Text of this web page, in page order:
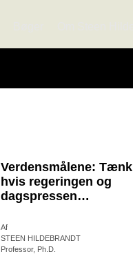
Verdensmålene: Tænk
hvis regeringen og
dagspressen…
Af
STEEN HILDEBRANDT
Professor, Ph.D.